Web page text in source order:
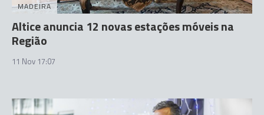
MADEIRA
Altice anuncia 12 novas estações móveis na
Região
11 Nov 17:07